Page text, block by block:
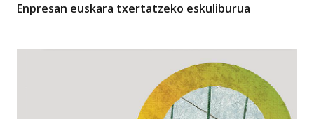
Enpresan euskara txertatzeko eskuliburua